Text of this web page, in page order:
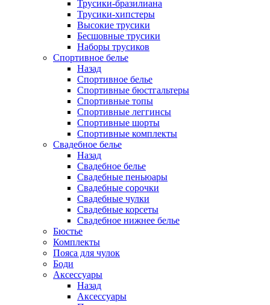
Трусики-бразилиана
Трусики-хипстеры
Высокие трусики
Бесшовные трусики
Наборы трусиков
Спортивное белье
Назад
Спортивное белье
Спортивные бюстгальтеры
Спортивные топы
Спортивные леггинсы
Спортивные шорты
Спортивные комплекты
Свадебное белье
Назад
Свадебное белье
Свадебные пеньюары
Свадебные сорочки
Свадебные чулки
Свадебные корсеты
Свадебное нижнее белье
Бюстье
Комплекты
Пояса для чулок
Боди
Аксессуары
Назад
Аксессуары